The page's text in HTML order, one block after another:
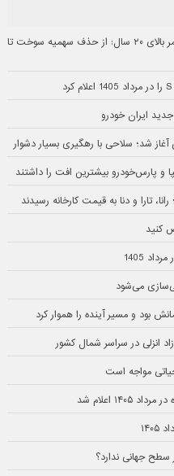
محدودیت‌های جدید خودروهای فرسوده با عمر بالای ۲۰ سال: از حذف سهمیه سوخت تا
تارا و دنا به قیمت کارخانه رسیدند
می‌شود
انزلی در سراسر شمال کشور
مواجه است
سطح جهانی ندارد؟